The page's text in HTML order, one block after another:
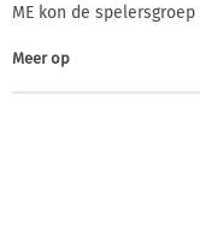
ME kon de
Meer op